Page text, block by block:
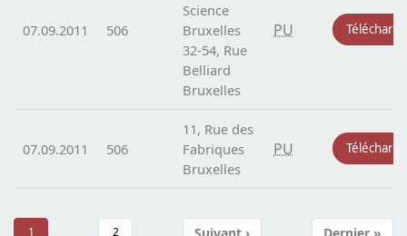
07.09.2011 506
Science
Bruxelles
32-54, Rue
Belliard
Bruxelles
PU
07.09.2011 506
11, Rue des
Fabriques
Bruxelles
PU
Pagination
1 2 Suivant › Dernier »